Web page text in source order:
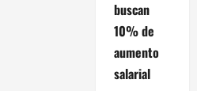
buscan
10% de
aumento
salarial